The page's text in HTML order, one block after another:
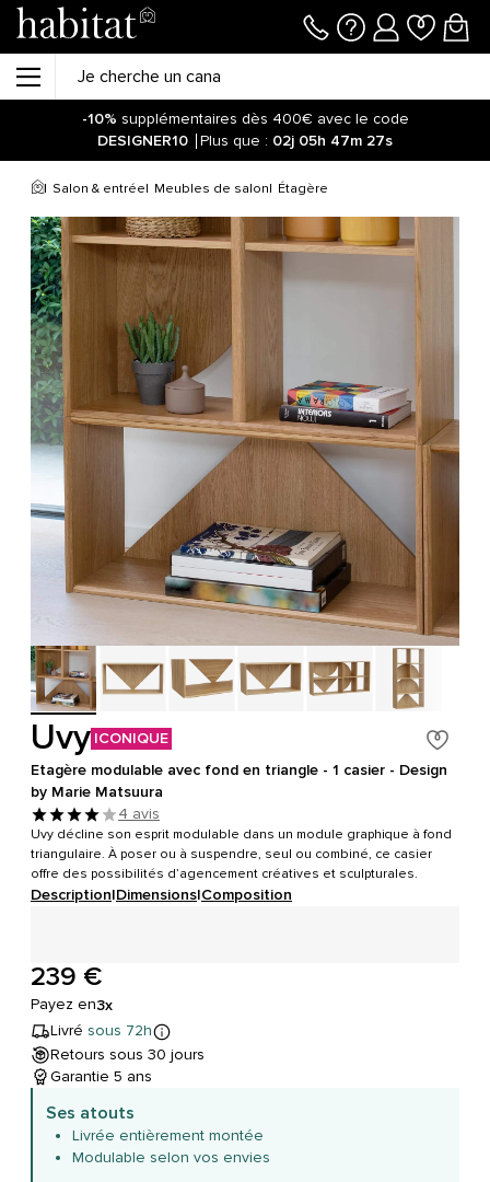
-10% supplémentaires dès 400€ avec le code
DESIGNER10
Plus que : 02j 05h 47m 27s
Salon & entrée Meubles de salon Étagère
Uvy ICONIQUE
Etagère modulable avec fond en triangle - 1 casier - Design
by Marie Matsuura
4 avis
Uvy décline son esprit modulable dans un module graphique à fond
triangulaire. À poser ou à suspendre, seul ou combiné, ce casier
offre des possibilités d’agencement créatives et sculpturales.
Description|Dimensions|Composition
239 €
Payez en3x
Livré sous 72h
Retours sous 30 jours
Garantie 5 ans
Ses atouts
Livrée entièrement montée
Modulable selon vos envies